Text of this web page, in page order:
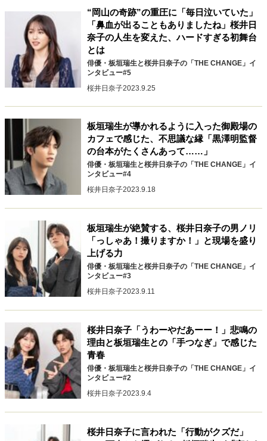
社会・カルチャー・マネー
地域とつながる/お金との付き合い方
“岡山の奇跡”の重圧に「毎日泣いていた」
「鼻血が出ることもありましたね」桜井日
奈子の人生を変えた、ハードすぎる初舞台
とは
俳優・板垣瑞生と桜井日奈子の「THE CHANGE」イ
ンタビュー#5
桜井日奈子2023.9.25
板垣瑞生が導かれるように入った御殿場の
カフェで感じた、不思議な縁「黒澤明監督
の台本がたくさんあって……」
俳優・板垣瑞生と桜井日奈子の「THE CHANGE」イ
ンタビュー#4
桜井日奈子2023.9.18
板垣瑞生が絶賛する、桜井日奈子の男ノリ
「っしゃあ！撮りますか！」と現場を盛り
上げる力
俳優・板垣瑞生と桜井日奈子の「THE CHANGE」イ
ンタビュー#3
桜井日奈子2023.9.11
桜井日奈子「うわーやだあーー！」悲鳴の
理由と板垣瑞生との「手つなぎ」で感じた
青春
俳優・板垣瑞生と桜井日奈子の「THE CHANGE」イ
ンタビュー#2
桜井日奈子2023.9.4
桜井日奈子に言われた「行動がクズだ」